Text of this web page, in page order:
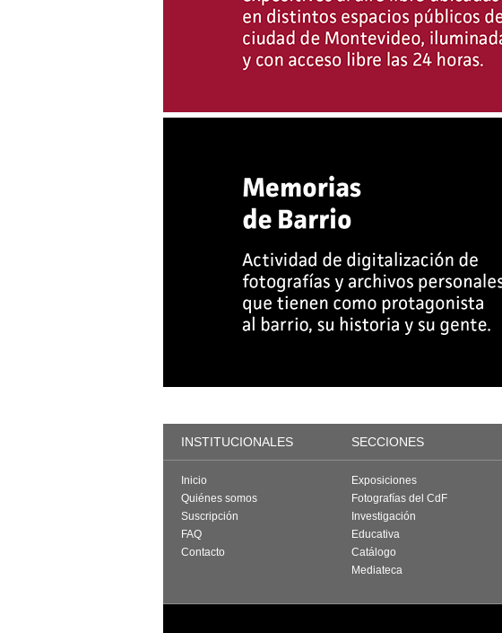
INSTITUCIONALES SECCIONES
Inicio
Quiénes somos
Suscripción
FAQ
Contacto
Exposiciones
Fotografías del CdF
Investigación
Educativa
Catálogo
Mediateca